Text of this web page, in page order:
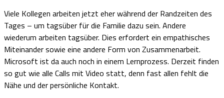
Viele Kollegen arbeiten jetzt eher während der Randzeiten des
Tages – um tagsüber für die Familie dazu sein. Andere
wiederum arbeiten tagsüber. Dies erfordert ein empathisches
Miteinander sowie eine andere Form von Zusammenarbeit.
Microsoft ist da auch noch in einem Lernprozess. Derzeit finden
so gut wie alle Calls mit Video statt, denn fast allen fehlt die
Nähe und der persönliche Kontakt.